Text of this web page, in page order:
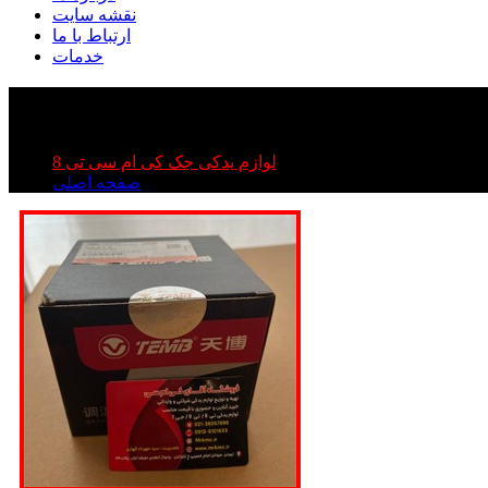
نقشه سایت
ارتباط با ما
خدمات
لوازم یدکی جک کی ام سی تی 8
صفحه اصلی